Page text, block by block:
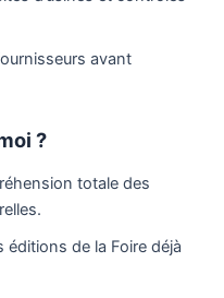
avant
?
totale des
éditions de la Foire déjà